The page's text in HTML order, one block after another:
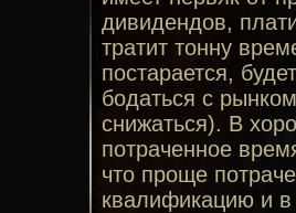
дивидендов,
тратит тонну
постарается,
бодаться с
снижаться). В
потраченное
что проще
квалификацию и в